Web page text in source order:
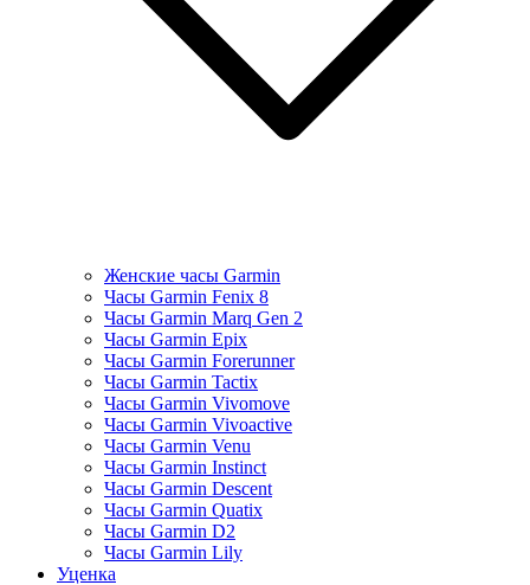
Женские часы Garmin
Часы Garmin Fenix 8
Часы Garmin Marq Gen 2
Часы Garmin Epix
Часы Garmin Forerunner
Часы Garmin Tactix
Часы Garmin Vivomove
Часы Garmin Vivoactive
Часы Garmin Venu
Часы Garmin Instinct
Часы Garmin Descent
Часы Garmin Quatix
Часы Garmin D2
Часы Garmin Lily
Уценка